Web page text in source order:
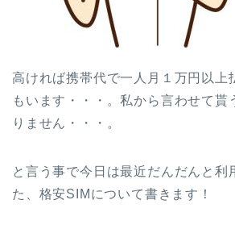
高ければ携帯代で一人月１万円以上
もいます・・・。私から言わせて貰
りません・・・。
と言う事で今日は最近だんだんと利
た、格安SIMについて書きます！